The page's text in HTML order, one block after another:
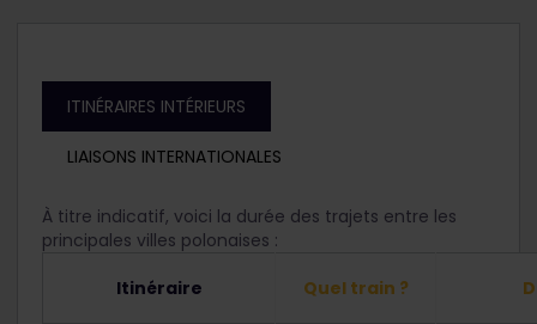
ITINÉRAIRES INTÉRIEURS
LIAISONS INTERNATIONALES
À titre indicatif, voici la durée des trajets entre les
principales villes polonaises :
Itinéraire
Quel train ?